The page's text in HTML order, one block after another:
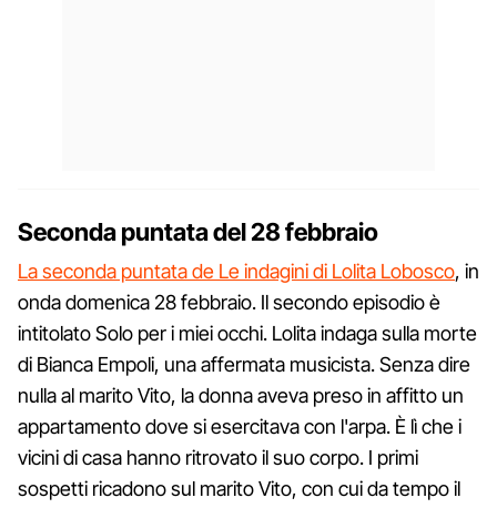
Seconda puntata del 28 febbraio
La seconda puntata de Le indagini di Lolita Lobosco, in
onda domenica 28 febbraio. Il secondo episodio è
intitolato Solo per i miei occhi. Lolita indaga sulla morte
di Bianca Empoli, una affermata musicista. Senza dire
nulla al marito Vito, la donna aveva preso in affitto un
appartamento dove si esercitava con l'arpa. È lì che i
vicini di casa hanno ritrovato il suo corpo. I primi
sospetti ricadono sul marito Vito, con cui da tempo il